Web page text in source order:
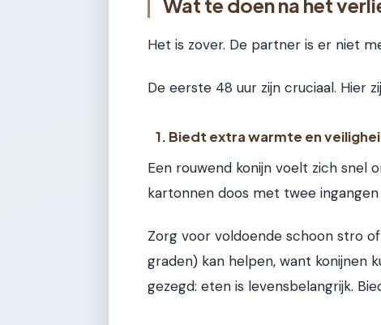
Het is zover. De partner is er niet
De eerste 48 uur zijn cruciaal. Hier
1. Biedt extra warmte en
Een rouwend konijn voelt zich snel
kartonnen doos met twee
Zorg voor voldoende schoon stro
graden) kan helpen, want konijnen
gezegd: eten is levensbelangrijk.